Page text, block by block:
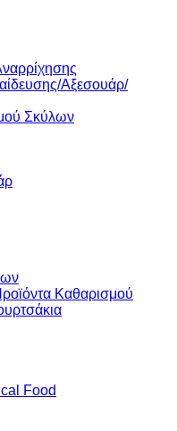
Αξεσουάρ/
Σκύλων
Καθαρισμού
Food